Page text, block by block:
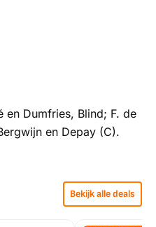
en Dumfries, Blind; F. de
en Depay (C).
Bekijk alle deals